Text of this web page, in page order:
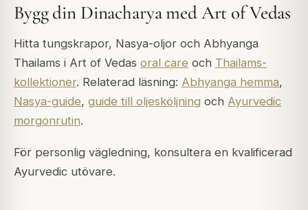
Bygg din Dinacharya med Art of Vedas
Hitta tungskrapor, Nasya-oljor och Abhyanga
Thailams i Art of Vedas oral care och Thailams-
kollektioner. Relaterad läsning: Abhyanga hemma,
Nasya-guide, guide till oljesköljning och Ayurvedic
morgonrutin.
För personlig vägledning, konsultera en kvalificerad
Ayurvedic utövare.